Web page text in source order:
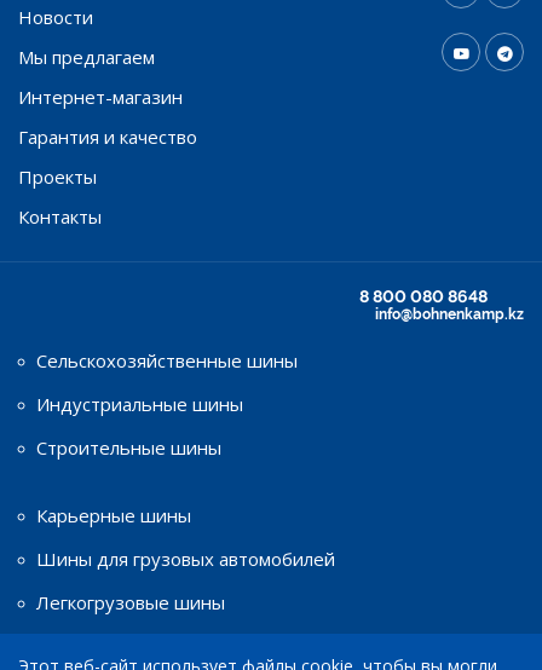
Новости
Мы предлагаем
Интернет-магазин
Гарантия и качество
Проекты
Контакты
8 800 080 8648
info@bohnenkamp.kz
Сельскохозяйственные шины
Индустриальные шины
Строительные шины
Карьерные шины
Шины для грузовых автомобилей
Легкогрузовые шины